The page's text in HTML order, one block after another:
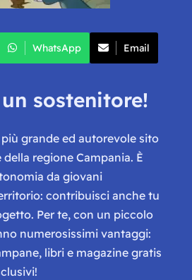
WhatsApp Email
sostenitore!
grande ed autorevole sito
regione Campania. È
da giovani
contribuisci anche tu
Per te, con un piccolo
numerosissimi vantaggi:
libri e magazine gratis